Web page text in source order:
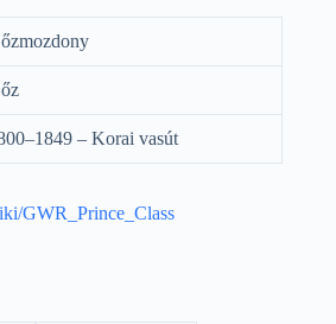
– Korai vasút
GWR_Prince_Class